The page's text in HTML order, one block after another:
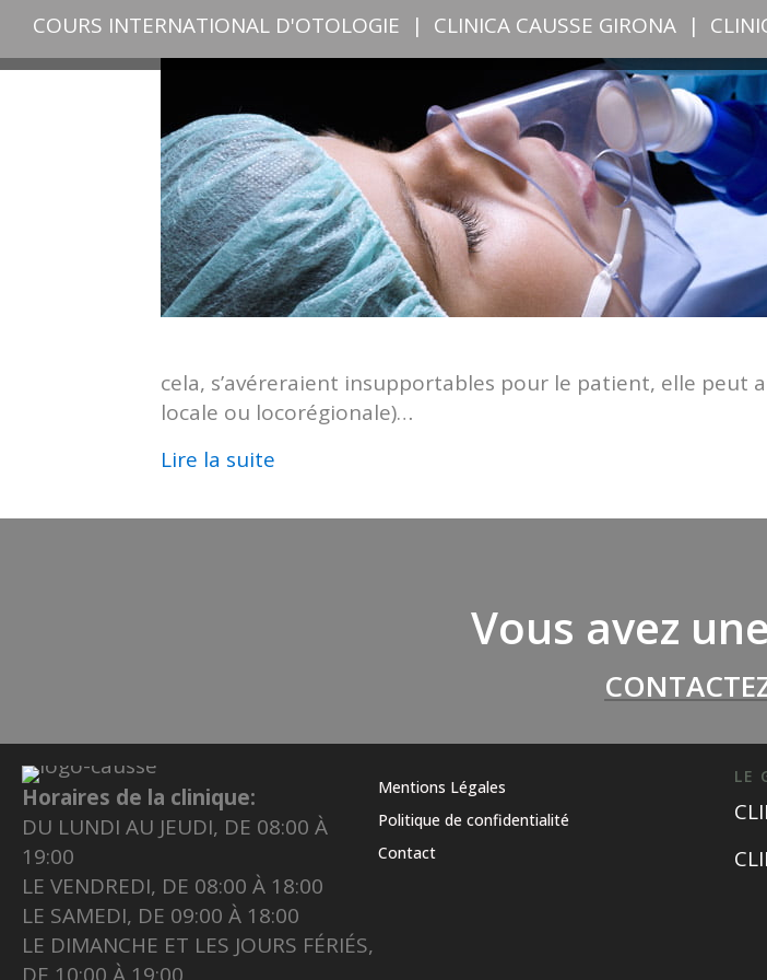
COURS INTERNATIONAL D'OTOLOGIE | CLINICA CAUSSE GIRONA |
cela, s’avéreraient insupportables pour le patient, elle peut
locale ou locorégionale)…
Lire la suite
Vous avez
Horaires de la clinique:
DU LUNDI AU JEUDI, DE 08:00 À
19:00
LE VENDREDI, DE 08:00 À 18:00
LE SAMEDI, DE 09:00 À 18:00
LE DIMANCHE ET LES JOURS FÉRIÉS,
Mentions Légales
Politique de confidentialité
Contact
LE